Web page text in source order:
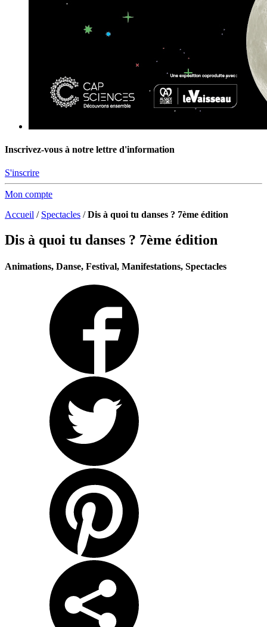
Inscrivez-vous à notre lettre d'information
S'inscrire
Mon compte
Accueil / Spectacles /Dis à quoi tu danses ? 7ème édition
Dis à quoi tu danses ? 7ème édition
Animations, Danse, Festival, Manifestations, Spectacles